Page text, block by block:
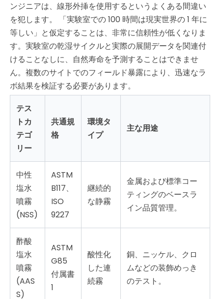
ンジニアは、線形外挿を使用するというよくある間違い
を犯します。 「実験室での 100 時間は現実世界の 1 年に
等しい」と仮定することは、非常に信頼性が低くなりま
す。実験室の乾湿サイクルと実際の展開データを関連付
けることなしに、自然寿命を予測することはできませ
ん。複数のサイトでのフィールド暴露により、迅速なラ
ボ結果を検証する必要があります。
テス
トカ
テゴ
リー
共通規
格
環境タ
イプ
主な用途
中性
塩水
噴霧
(NSS)
ASTM
B117、
ISO
9227
継続的
な静霧
金属および標準コー
ティングのベースラ
イン品質管理。
酢酸
塩水
噴霧
(AAS
S)
ASTM
G85
付属書
1
酸性化
した連
続霧
銅、ニッケル、クロ
ムなどの装飾めっき
のテスト。